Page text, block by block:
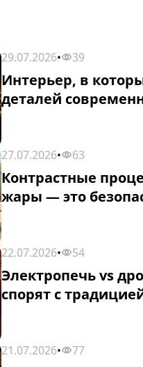
29.07.2026• 39
Интерьер, в
деталей
27.07.2026• 63
Контрастные
жары — это
22.07.2026• 54
Электропечь vs
спорят с
21.07.2026• 77